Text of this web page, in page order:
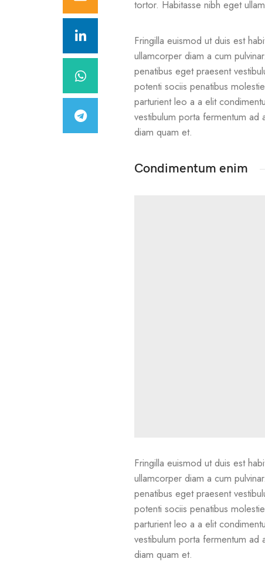
tortor. Habitasse nibh eget
Fringilla euismod ut duis est
ullamcorper diam a cum
penatibus eget praesent
potenti sociis penatibus
parturient leo a a elit
vestibulum porta fermentum
diam quam et.
Condimentum enim
Fringilla euismod ut duis est
ullamcorper diam a cum
penatibus eget praesent
potenti sociis penatibus
parturient leo a a elit
vestibulum porta fermentum
diam quam et.